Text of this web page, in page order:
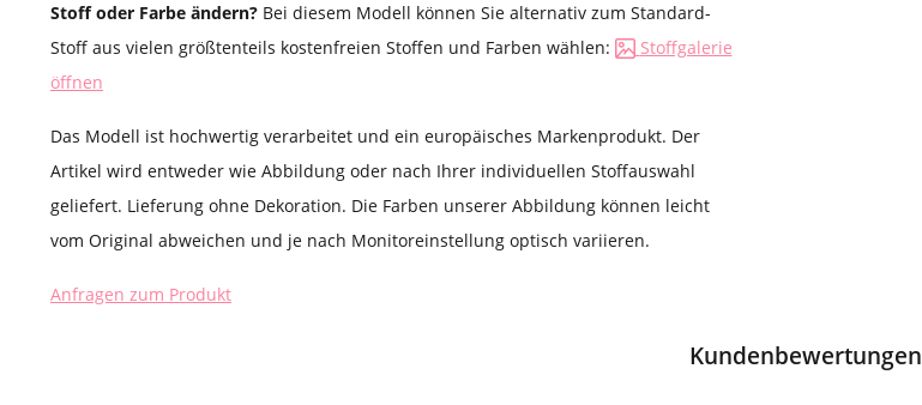
Stoff oder Farbe ändern? Bei diesem Modell können Sie alternativ zum Standard-
Stoff aus vielen größtenteils kostenfreien Stoffen und Farben wählen:
Stoffgalerie
öffnen
Das Modell ist hochwertig verarbeitet und ein europäisches Markenprodukt. Der
Artikel wird entweder wie Abbildung oder nach Ihrer individuellen Stoffauswahl
geliefert. Lieferung ohne Dekoration. Die Farben unserer Abbildung können leicht
vom Original abweichen und je nach Monitoreinstellung optisch variieren.
Anfragen zum Produkt
Kundenbewertungen